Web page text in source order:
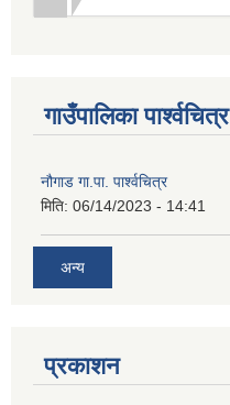
गाउँपालिका पार्श्वचित्र
नौगाड गा.पा. पार्श्वचित्र
मिति: 06/14/2023 - 14:41
अन्य
प्रकाशन